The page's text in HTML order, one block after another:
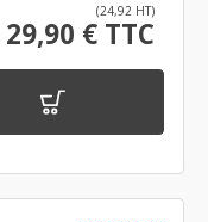
(24,92 HT)
29,90 € TTC